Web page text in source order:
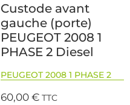
Custode avant
gauche (porte)
PEUGEOT 2008 1
PHASE 2 Diesel
PEUGEOT 2008 1 PHASE 2
60,00€ TTC